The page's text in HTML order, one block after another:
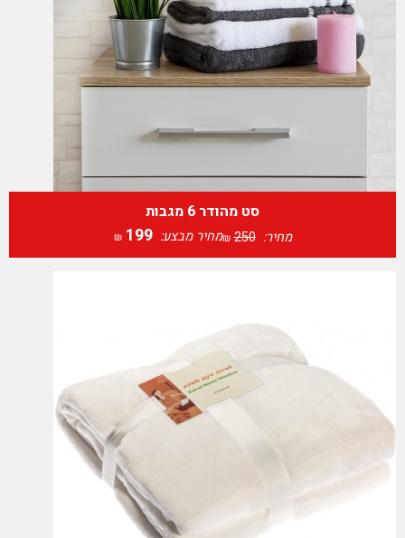
סט מהודר 6 מגבות
מחיר: 250
₪מחיר מבצע: 199
₪